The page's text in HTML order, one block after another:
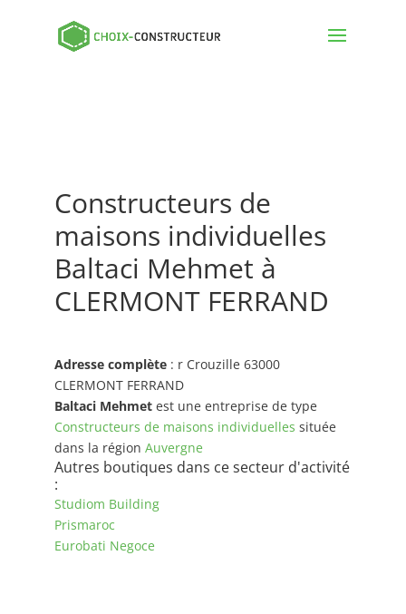
Constructeurs de
maisons individuelles
Baltaci Mehmet à
CLERMONT FERRAND
Adresse complète: r Crouzille 63000
CLERMONT FERRAND
Baltaci Mehmetest une entreprise de type
Constructeurs de maisons individuelles située
dans la région Auvergne
Autres boutiques dans ce secteur d'activité
:
Studiom Building
Prismaroc
Eurobati Negoce